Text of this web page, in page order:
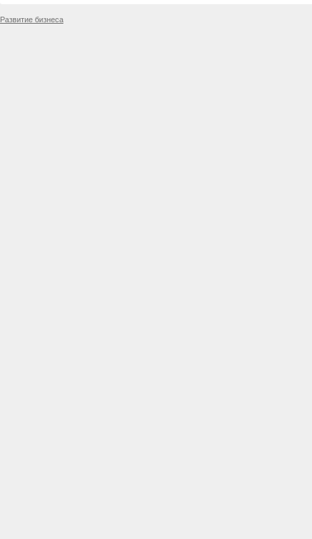
Развитие бизнеса